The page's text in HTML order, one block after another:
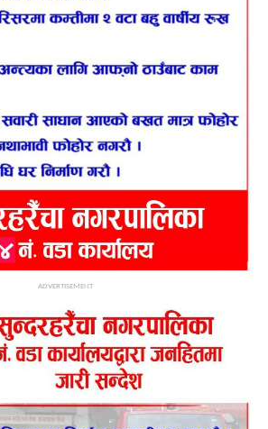
ADVERTISEMENT